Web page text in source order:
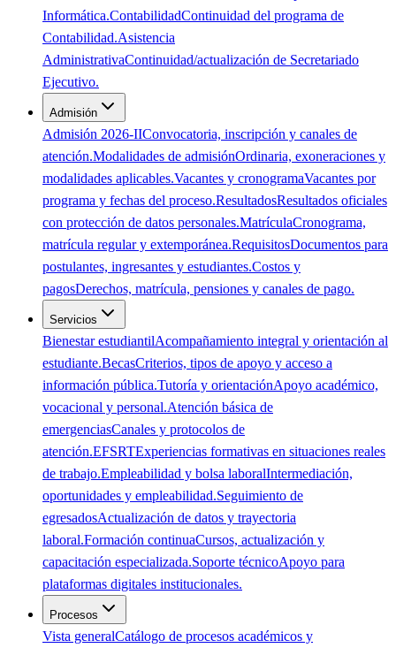
Informática.ContabilidadContinuidad del programa de
Contabilidad.Asistencia
AdministrativaContinuidad/actualización de Secretariado
Ejecutivo.
Admisión
Admisión 2026-IIConvocatoria, inscripción y canales de
atención.Modalidades de admisiónOrdinaria, exoneraciones y
modalidades aplicables.Vacantes y cronogramaVacantes por
programa y fechas del proceso.ResultadosResultados oficiales
con protección de datos personales.MatrículaCronograma,
matrícula regular y extemporánea.RequisitosDocumentos para
postulantes, ingresantes y estudiantes.Costos y
pagosDerechos, matrícula, pensiones y canales de pago.
Servicios
Bienestar estudiantilAcompañamiento integral y orientación al
estudiante.BecasCriterios, tipos de apoyo y acceso a
información pública.Tutoría y orientaciónApoyo académico,
vocacional y personal.Atención básica de
emergenciasCanales y protocolos de
atención.EFSRTExperiencias formativas en situaciones reales
de trabajo.Empleabilidad y bolsa laboralIntermediación,
oportunidades y empleabilidad.Seguimiento de
egresadosActualización de datos y trayectoria
laboral.Formación continuaCursos, actualización y
capacitación especializada.Soporte técnicoApoyo para
plataformas digitales institucionales.
Procesos
Vista generalCatálogo de procesos académicos y